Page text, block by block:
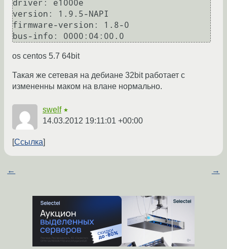
driver: e1000e
version: 1.9.5-NAPI
firmware-version: 1.8-0
os centos 5.7 64bit
Такая же сетевая на дебиане 32bit работает с
измененны маком на влане нормально.
swelf ★
14.03.2012 19:11:01 +00:00
Ссылка
← →